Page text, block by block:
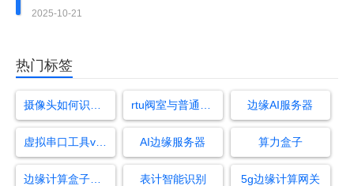
用场景案例）
2025-10-21
热门标签
边缘AI服务器
AI边缘服务器 算力盒子
表计智能识别 5g边缘计算网关